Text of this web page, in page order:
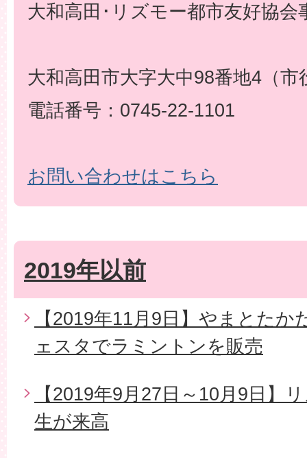
大和高田･リズモー都市友好協会
大和高田市大字大中98番地4（市
電話番号：0745-22-1101
お問い合わせはこちら
2019年以前
【2019年11月9日】やまとた
ェスタでラミントンを販売
【2019年9月27日～10月9日】
生が来高